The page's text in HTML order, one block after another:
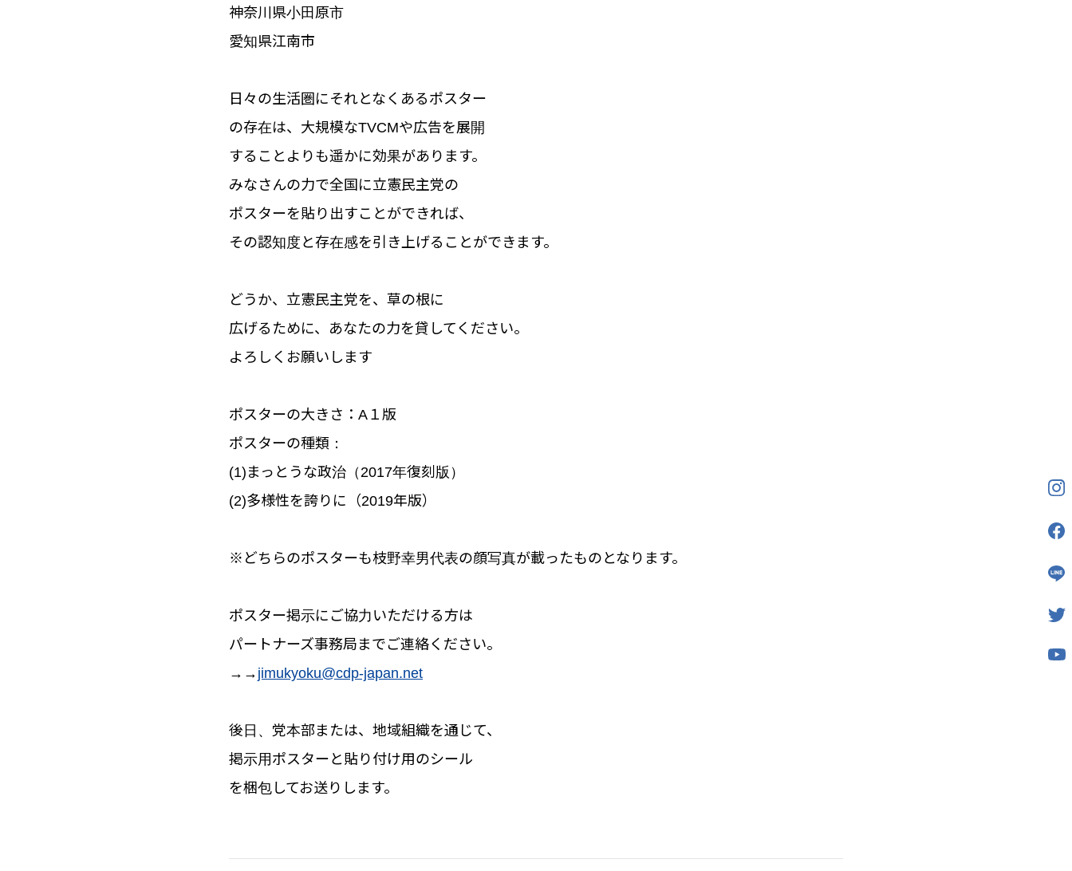
神奈川県小田原市
愛知県江南市
日々の生活圏にそれとなくあるポスター
の存在は、大規模なTVCMや広告を展開
することよりも遥かに効果があります。
みなさんの力で全国に立憲民主党の
ポスターを貼り出すことができれば、
その認知度と存在感を引き上げることができます。
どうか、 立憲民主党を、草の根に
広げるために、あなたの力を貸してください。
よろしくお願いします
ポスターの大きさ：A１版
ポスターの種類：
(1)まっとうな政治（2017年復刻版）
(2)多様性を誇りに（2019年版）
※どちらのポスターも枝野幸男代表の顔写真が載ったものとなりま す。
ポスター掲示にご協力いただける方は
パートナーズ事務局までご連絡ください。
→→ jimukyoku@cdp-japan.net
後日、党本部または、地域組織を通じて、
掲示用ポスターと貼り付け用のシール
を梱包してお送りします。